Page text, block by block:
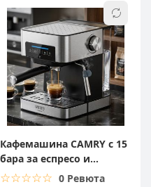
Кафемашина CAMRY с 15
бара за еспресо и
капучино
☆☆☆☆☆
★★★★★ 0 Ревюта